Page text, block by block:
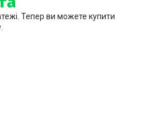
Тепер ви можете купити